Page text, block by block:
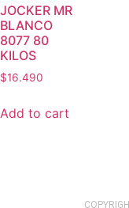
JOCKER MR
BLANCO
8077 80
KILOS
$16.490
Add to cart